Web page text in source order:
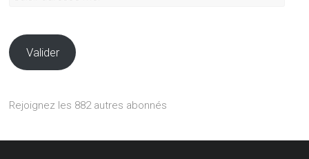
Valider
Rejoignez les 882 autres abonnés